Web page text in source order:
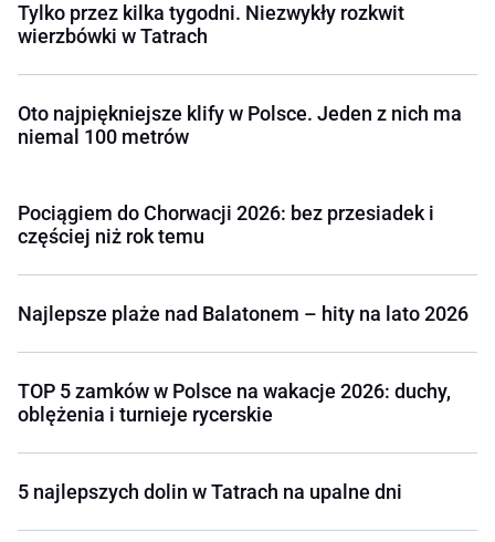
Tylko przez kilka tygodni. Niezwykły rozkwit
wierzbówki w Tatrach
Oto najpiękniejsze klify w Polsce. Jeden z nich ma
niemal 100 metrów
Pociągiem do Chorwacji 2026: bez przesiadek i
częściej niż rok temu
Najlepsze plaże nad Balatonem – hity na lato 2026
TOP 5 zamków w Polsce na wakacje 2026: duchy,
oblężenia i turnieje rycerskie
5 najlepszych dolin w Tatrach na upalne dni